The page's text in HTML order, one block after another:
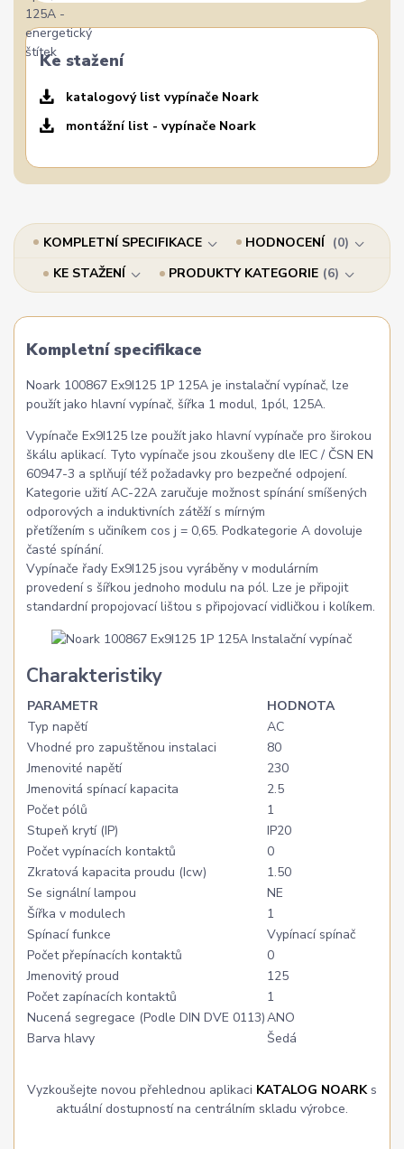
Ke stažení
katalogový list vypínače Noark
montážní list - vypínače Noark
KOMPLETNÍ SPECIFIKACE HODNOCENÍ
0
KE STAŽENÍ
PRODUKTY KATEGORIE 6
Kompletní specifikace
Noark 100867 Ex9I125 1P 125A je instalační vypínač, lze
použít jako hlavní vypínač, šířka 1 modul, 1pól, 125A.
Vypínače Ex9I125 lze použít jako hlavní vypínače pro širokou
škálu aplikací. Tyto vypínače jsou zkoušeny dle IEC / ČSN EN
60947-3 a splňují též požadavky pro bezpečné odpojení.
Kategorie užití AC-22A zaručuje možnost spínání smíšených
odporových a induktivních zátěží s mírným
přetížením s učiníkem cos j = 0,65. Podkategorie A dovoluje
časté spínání.
Vypínače řady Ex9I125 jsou vyráběny v modulárním
provedení s šířkou jednoho modulu na pól. Lze je připojit
standardní propojovací lištou s připojovací vidličkou i kolíkem.
Charakteristiky
PARAMETR
HODNOTA
Typ napětí
AC
Vhodné pro zapuštěnou instalaci
80
Jmenovité napětí
230
Jmenovitá spínací kapacita
2.5
Počet pólů
1
Stupeň krytí (IP)
IP20
Počet vypínacích kontaktů
0
Zkratová kapacita proudu (Icw)
1.50
Se signální lampou
NE
Šířka v modulech
1
Spínací funkce
Vypínací spínač
Počet přepínacích kontaktů
0
Jmenovitý proud
125
Počet zapínacích kontaktů
1
Nucená segregace (Podle DIN DVE 0113)ANO
Barva hlavy
Šedá
Vyzkoušejte novou přehlednou aplikaci KATALOG NOARKs
aktuální dostupností na centrálním skladu výrobce.